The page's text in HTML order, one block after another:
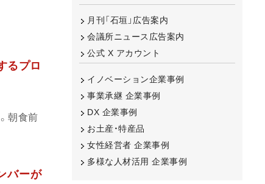
るプロ
朝食前
バーが
月刊「石垣」広告案内
会議所ニュース広告案内
公式 X アカウント
イノベーション企業事例
事業承継 企業事例
DX 企業事例
お土産・特産品
女性経営者 企業事例
多様な人材活用 企業事例